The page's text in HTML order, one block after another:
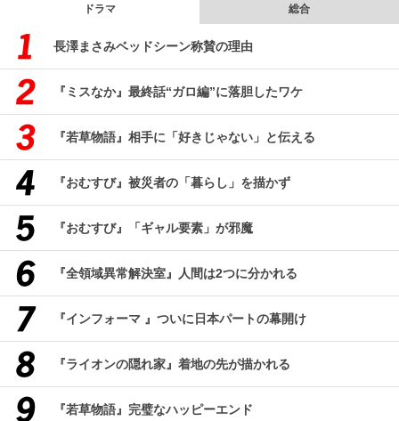
ドラマ 総合
長澤まさみベッドシーン称賛の理由
『ミスなか』最終話“ガロ編”に落胆したワケ
『若草物語』相手に「好きじゃない」と伝える
『おむすび』被災者の「暮らし」を描かず
『おむすび』「ギャル要素」が邪魔
『全領域異常解決室』人間は2つに分かれる
『インフォーマ 』ついに日本パートの幕開け
『ライオンの隠れ家』着地の先が描かれる
『若草物語』完璧なハッピーエンド